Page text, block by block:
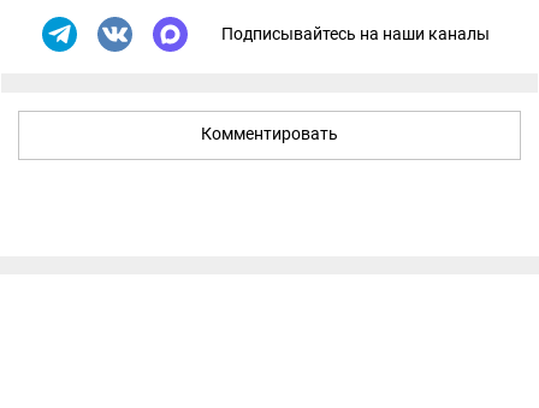
Подписывайтесь на наши каналы
Комментировать